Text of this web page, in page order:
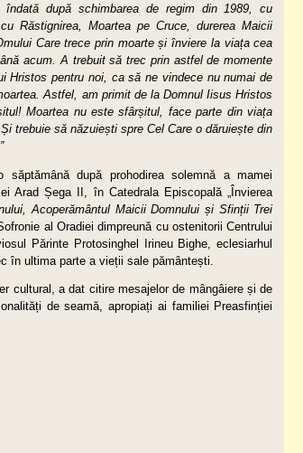
îndată după schimbarea de regim din 1989, cu
Răstignirea, Moartea pe Cruce, durerea Maicii
Care trece prin moarte și înviere la viața cea
acum. A trebuit să trec prin astfel de momente
Hristos pentru noi, ca să ne vindece nu numai de
Astfel, am primit de la Domnul Iisus Hristos
Moartea nu este sfârșitul, face parte din viața
trebuie să năzuiești spre Cel Care o dăruiește din
după prohodirea solemnă a mamei
Arad Șega II, în Catedrala Episcopală „Învierea
Acoperământul Maicii Domnului și Sfinții Trei
al Oradiei dimpreună cu ostenitorii Centrului
Părinte Protosinghel Irineu Bighe, eclesiarhul
în ultima parte a vieții sale pământești.
cultural, a dat citire mesajelor de mângâiere și de
de seamă, apropiați ai familiei Preasfinției